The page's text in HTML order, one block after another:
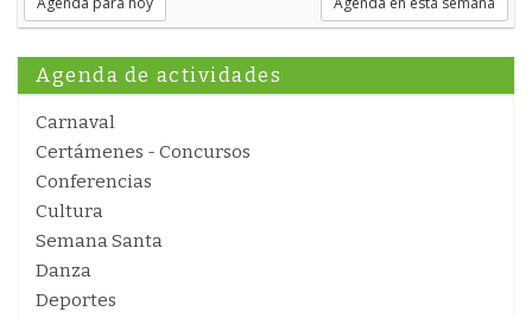
Agenda de actividades
Carnaval
Certámenes - Concursos
Conferencias
Cultura
Semana Santa
Danza
Deportes